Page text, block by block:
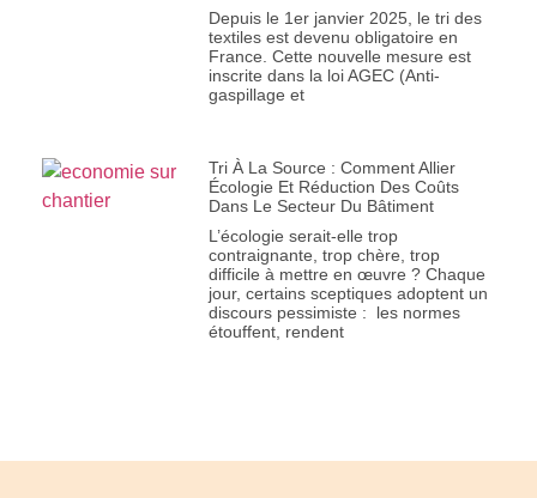
Depuis le 1er janvier 2025, le tri des
textiles est devenu obligatoire en
France. Cette nouvelle mesure est
inscrite dans la loi AGEC (Anti-
gaspillage et
Tri À La Source : Comment Allier
Écologie Et Réduction Des Coûts
Dans Le Secteur Du Bâtiment
L’écologie serait-elle trop
contraignante, trop chère, trop
difficile à mettre en œuvre ? Chaque
jour, certains sceptiques adoptent un
discours pessimiste : les normes
étouffent, rendent